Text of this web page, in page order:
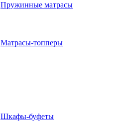
Пружинные матрасы
Матрасы-топперы
Шкафы-буфеты